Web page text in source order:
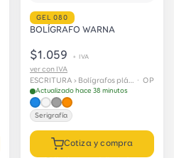
GEL 080
BOLÍGRAFO WARNA
$1.059 + IVA
ver con IVA
· OP
Actualizado hace 38 minutos
Serigrafía
Cotiza y compra